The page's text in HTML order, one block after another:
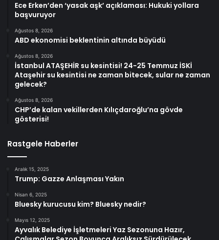
Ece Erken’den ‘yasak aşk’ açıklaması: Hukuki yollara
başvuruyor
Ağustos 8, 2026
ABD ekonomisi beklentinin altında büyüdü
Ağustos 8, 2026
İstanbul ATAŞEHİR su kesintisi! 24-25 Temmuz İSKİ
Ataşehir su kesintisi ne zaman bitecek, sular ne zaman
gelecek?
Ağustos 8, 2026
CHP’de kalan vekillerden Kılıçdaroğlu’na gövde
gösterisi!
Rastgele Haberler
Aralık 15, 2025
Trump: Gazze Anlaşması Yakın
Nisan 6, 2025
Bluesky kurucusu kim? Bluesky nedir?
Mayıs 12, 2025
Ayvalık Belediye İşletmeleri Yaz Sezonuna Hazır,